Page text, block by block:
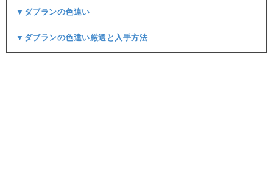
▼ダブランの色違い
▼ダブランの色違い厳選と入手方法